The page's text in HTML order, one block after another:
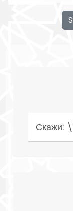
Скажи: